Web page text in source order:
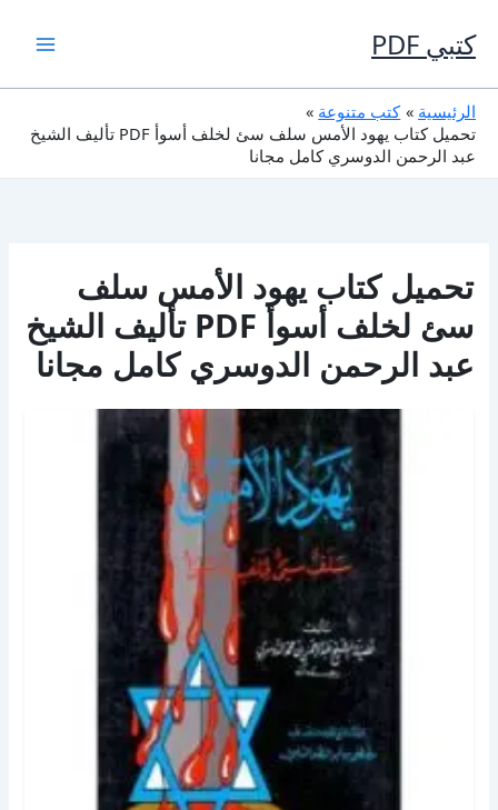
إلى
المحتوى
كتبي PDF
الرئيسية
كتب متنوعة
تحميل كتاب يهود الأمس سلف سئ لخلف أسوأ PDF تأليف الشيخ
عبد الرحمن الدوسري كامل مجانا
تحميل كتاب يهود الأمس سلف
سئ لخلف أسوأ PDF تأليف الشيخ
عبد الرحمن الدوسري كامل مجانا